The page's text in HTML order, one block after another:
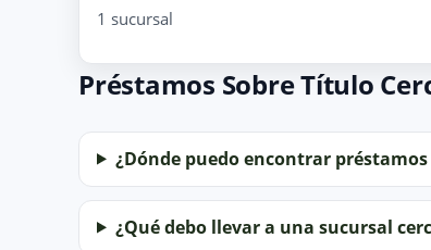
1 sucursal
Préstamos Sobre Título
¿Dónde puedo encontrar
¿Qué debo llevar a una sucursal